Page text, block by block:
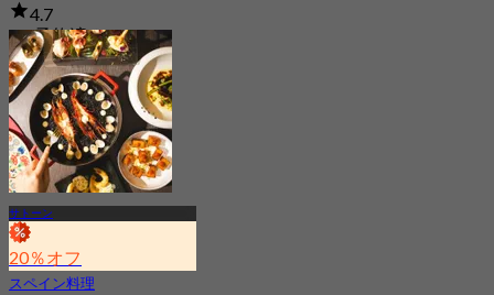
4.7
3K 予約済み
から฿ 189
サトーン
20％オフ
スペイン料理